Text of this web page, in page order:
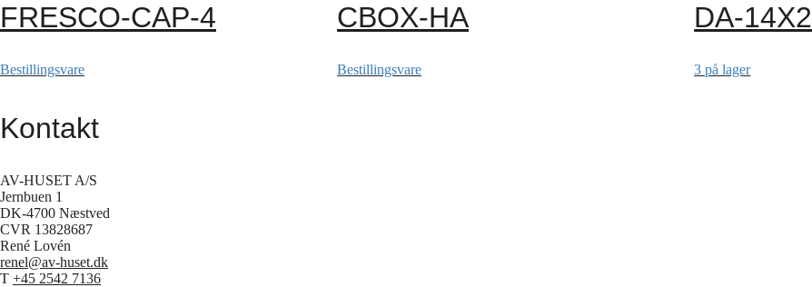
FRESCO-CAP-4
Bestillingsvare
CBOX-HA
Bestillingsvare
DA-14X2
3 på lager
Kontakt
AV-HUSET A/S
Jernbuen 1
DK-4700 Næstved
CVR 13828687
René Lovén
renel@av-huset.dk
T +45 2542 7136